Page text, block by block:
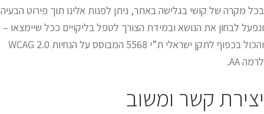
בכל מקרה של קושי בגלישה באתר, ניתן לפנות אלינו תוך פירוט הבעיה
ונפעל לבחון את הנושא ובמידת הצורך לטפל בליקויים ככל שיימצאו –
והכול בכפוף לתקן ישראלי ת”י 5568 המבוסס על הנחיות WCAG 2.0
לרמה AA.
יצירת קשר ומשוב